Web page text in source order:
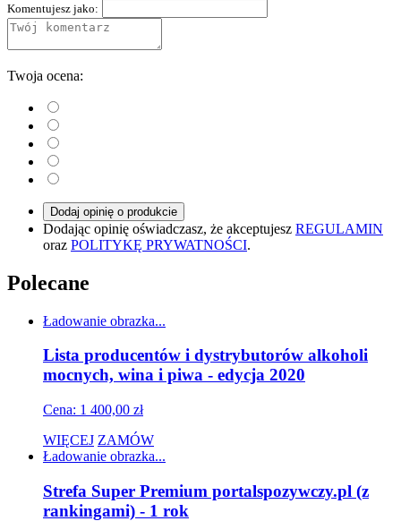
Komentujesz jako:
Twoja ocena:
Dodaj opinię o produkcie
Dodając opinię oświadczasz, że akceptujesz REGULAMIN
oraz POLITYKĘ PRYWATNOŚCI.
Polecane
Ładowanie obrazka...
Lista producentów i dystrybutorów alkoholi
mocnych, wina i piwa - edycja 2020
Cena: 1 400,00 zł
WIĘCEJ ZAMÓW
Ładowanie obrazka...
Strefa Super Premium portalspozywczy.pl (z
rankingami) - 1 rok